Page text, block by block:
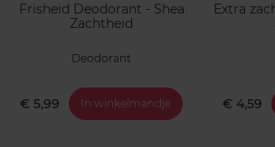
Frisheid Deodorant - Shea
Zachtheid
Deodorant
€ 5,99 In winkelmandje
Extra
€ 4,59